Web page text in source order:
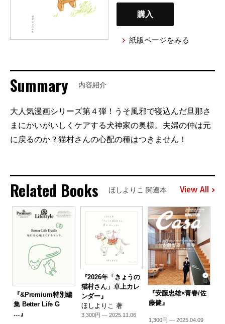
購入
紙版ページをみる
Summary 内容紹介
大人気漫画シリーズ第４弾！うそ風邪で寝込んだ旦那さ
まにかいがいしくケアする犬神家の奥様。夫婦の仲は元
に戻るのか？猫村さんの心配の種はつきません！
Related Books ほしよりこ 関連本 View All
『&Premium特別編
集 Better Life G
…』
『2026年「きょうの
猫村さん」卓上カレ
ンダー』
ほしよりこ 著
3,300円 — 2025.11.06
『安藤忠雄×青春/佐
藤健』
1,300円 — 2025.04.09